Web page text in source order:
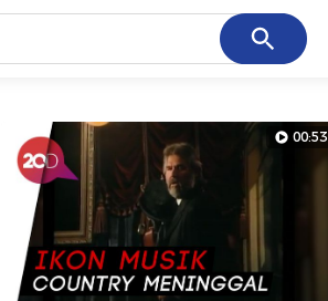
Cancel
00:53